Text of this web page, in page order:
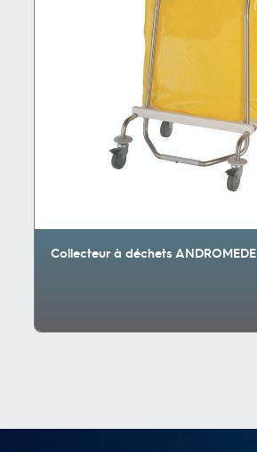
Collecteur à déchets ANDROMEDE